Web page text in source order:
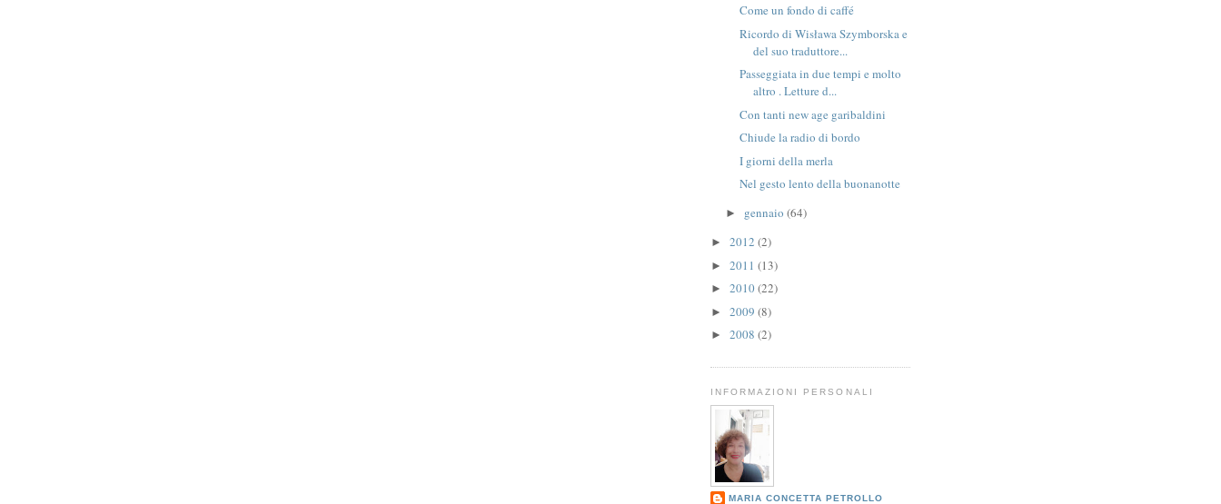
Come un fondo di caffé
Ricordo di Wisława Szymborska e
del suo traduttore...
Passeggiata in due tempi e molto
altro . Letture d...
Con tanti new age garibaldini
Chiude la radio di bordo
I giorni della merla
Nel gesto lento della buonanotte
► gennaio (64)
► 2012 (2)
► 2011 (13)
► 2010(22)
► 2009 (8)
► 2008 (2)
INFORMAZIONI PERSONALI
MARIA CONCETTA PETROLLO